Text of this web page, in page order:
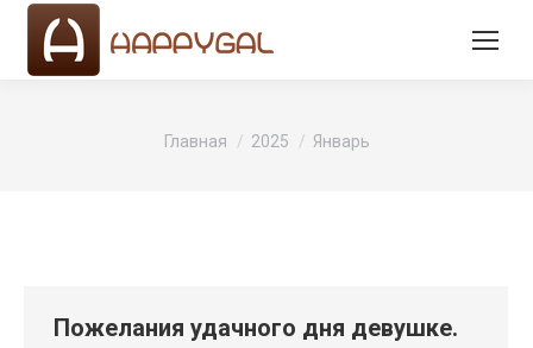
Вы здесь:
Главная 2025 Январь
Пожелания удачного дня девушке.